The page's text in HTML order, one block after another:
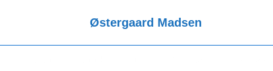
Østergaard Madsen